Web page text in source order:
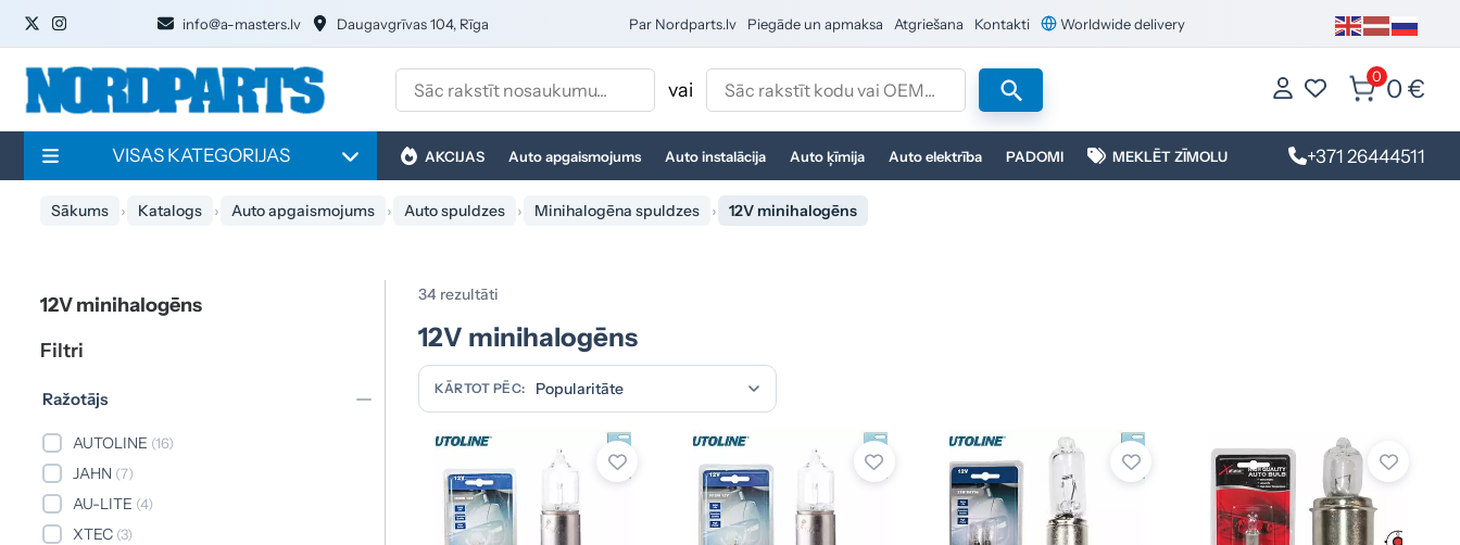
info@a-masters.lv Daugavgrīvas 104, Rīga Par Nordparts.lv Piegāde un apmaksa Atgriešana Kontakti Worldwide delivery
vai
0 0 €
VISAS KATEGORIJAS AKCIJAS Auto apgaismojums Auto instalācija Auto ķīmija Auto elektrība PADOMI MEKLĒT ZĪMOLU +371 26444511
Sākums Katalogs Auto apgaismojums Auto spuldzes Minihalogēna spuldzes 12V minihalogēns
12V minihalogēns
Filtri
Ražotājs
AUTOLINE (16)
JAHN (7)
AU-LITE (4)
XTEC (3)
34 rezultāti
12V minihalogēns
KĀRTOT PĒC: